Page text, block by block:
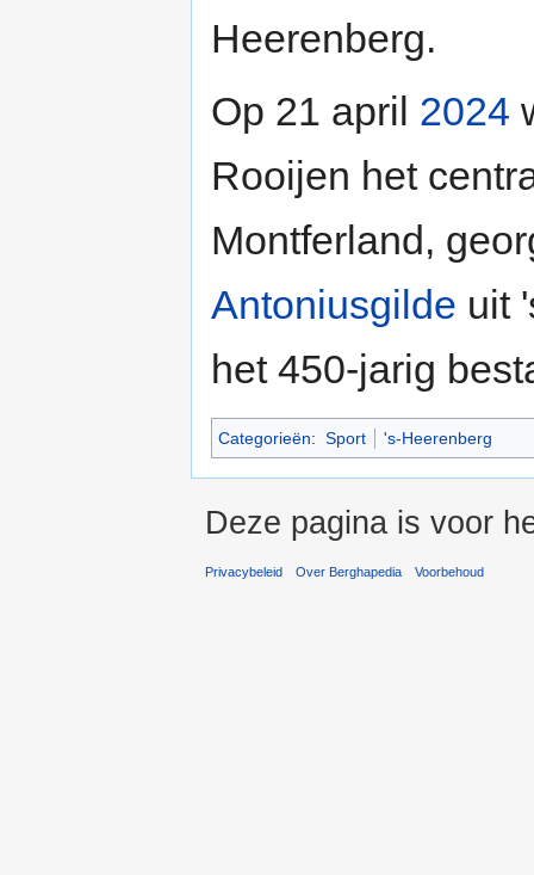
Heerenberg.
Op 21 april 2024
Rooijen het
Montferland,
Antoniusgilde uit
het 450-jarig
Categorieën: Sport 's-Heerenberg
Deze pagina is voor
Privacybeleid Over Berghapedia Voorbehoud